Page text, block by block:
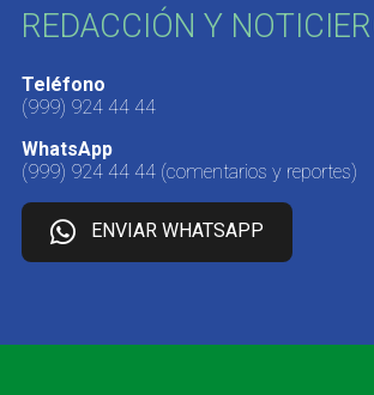
REDACCIÓN Y
Teléfono
(999) 924 44 44
WhatsApp
(999) 924 44 44 (comentarios y reportes)
ENVIAR WHATSAPP